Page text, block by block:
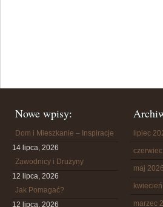
Nowe wpisy:
Dom i Mieszkanie – Inspiracje
14 lipca, 2026
Zawodnicy i Drużyny
12 lipca, 2026
Jak Pomagać?
12 lipca, 2026
lipiec
maj 2026
marzec